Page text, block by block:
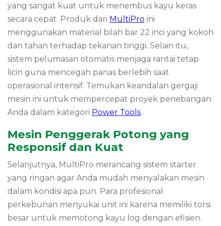
yang sangat kuat untuk menembus kayu keras
secara cepat. Produk dari MultiPro ini
menggunakan material bilah bar 22 inci yang kokoh
dan tahan terhadap tekanan tinggi. Selain itu,
sistem pelumasan otomatis menjaga rantai tetap
licin guna mencegah panas berlebih saat
operasional intensif. Temukan keandalan gergaji
mesin ini untuk mempercepat proyek penebangan
Anda dalam kategori Power Tools.
Mesin Penggerak Potong yang
Responsif dan Kuat
Selanjutnya, MultiPro merancang sistem starter
yang ringan agar Anda mudah menyalakan mesin
dalam kondisi apa pun. Para profesional
perkebunan menyukai unit ini karena memiliki torsi
besar untuk memotong kayu log dengan efisien.